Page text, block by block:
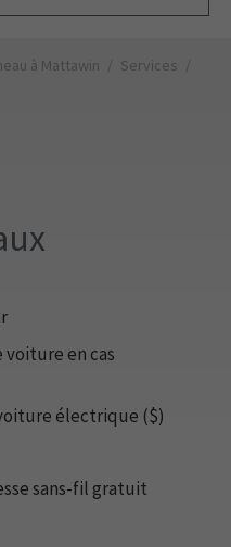
à Mattawin Services
en cas
électrique ($)
sans-fil gratuit